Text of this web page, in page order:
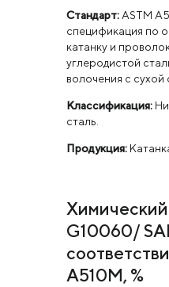
Стандарт: ASTM
спецификация по
катанку и
углеродистой
волочения с сухой
Классификация:
сталь.
Продукция:
Химический
G10060/
A510M, %